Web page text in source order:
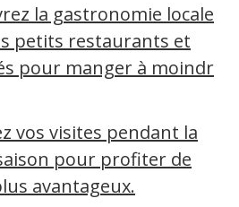
la gastronomie locale
petits restaurants et
pour manger à moindre
vos visites pendant la
pour profiter de
avantageux.